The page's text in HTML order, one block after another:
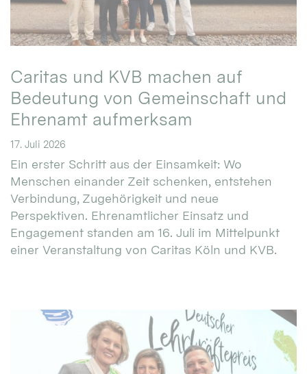
Caritas und KVB machen auf
Bedeutung von Gemeinschaft und
Ehrenamt aufmerksam
17. Juli 2026
Ein erster Schritt aus der Einsamkeit: Wo
Menschen einander Zeit schenken, entstehen
Verbindung, Zugehörigkeit und neue
Perspektiven. Ehrenamtlicher Einsatz und
Engagement standen am 16. Juli im Mittelpunkt
einer Veranstaltung von Caritas Köln und KVB.